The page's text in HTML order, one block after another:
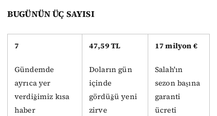
BUGÜNÜN ÜÇ SAYISI
7
Gündemde
ayrıca yer
verdiğimiz kısa
haber
47,59 TL
Doların gün
içinde
gördüğü yeni
zirve
17 milyon €
Salah'ın
sezon başına
garanti
ücreti